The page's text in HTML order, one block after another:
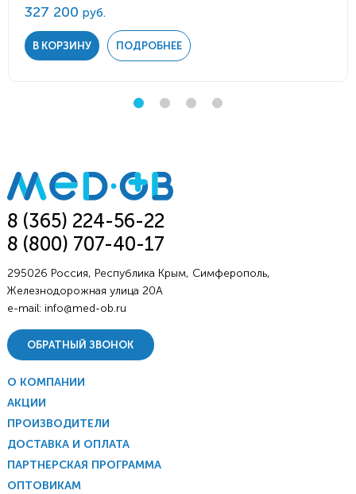
327 200 руб.
В КОРЗИНУ ПОДРОБНЕЕ
8 (365) 224-56-22
8 (800) 707-40-17
295026 Россия, Республика Крым, Симферополь,
Железнодорожная улица 20А
e-mail: info@med-ob.ru
ОБРАТНЫЙ ЗВОНОК
О КОМПАНИИ
АКЦИИ
ПРОИЗВОДИТЕЛИ
ДОСТАВКА И ОПЛАТА
ПАРТНЕРСКАЯ ПРОГРАММА
ОПТОВИКАМ